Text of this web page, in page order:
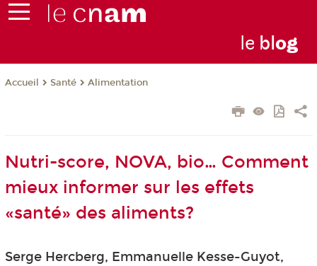
le blog
Accueil Santé Alimentation
Nutri-score, NOVA, bio… Comment
mieux informer sur les effets
«santé» des aliments?
Serge Hercberg, Emmanuelle Kesse-Guyot,